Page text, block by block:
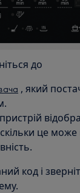
до
, який
це може
код і